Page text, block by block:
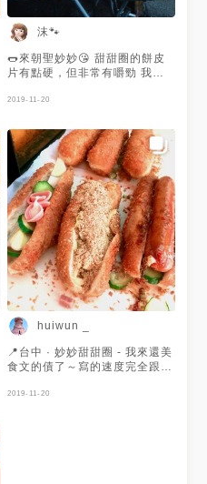
沫🐾
🌭來朝聖妙妙😘 甜甜圈的餅皮
片有點硬，但非常有嚼勁 我最
吃的 #甜甜圈#台中#三明治
2019-11-20
huiwun _
📍台中 · 妙妙甜甜圈 - 我來還美
食文的債了～寫的速度完全跟不
下午我媽買的點心五天有三至四
2019-11-20